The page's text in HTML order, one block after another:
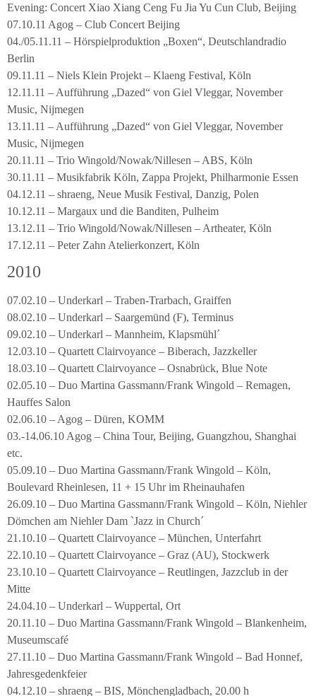
Evening: Concert Xiao Xiang Ceng Fu Jia Yu Cun Club, Beijing
07.10.11 Agog – Club Concert Beijing
04./05.11.11 – Hörspielproduktion „Boxen“, Deutschlandradio
Berlin
09.11.11 – Niels Klein Projekt – Klaeng Festival, Köln
12.11.11 – Aufführung „Dazed“ von Giel Vleggar, November
Music, Nijmegen
13.11.11 – Aufführung „Dazed“ von Giel Vleggar, November
Music, Nijmegen
20.11.11 – Trio Wingold/Nowak/Nillesen – ABS, Köln
30.11.11 – Musikfabrik Köln, Zappa Projekt, Philharmonie Essen
04.12.11 – shraeng, Neue Musik Festival, Danzig, Polen
10.12.11 – Margaux und die Banditen, Pulheim
13.12.11 – Trio Wingold/Nowak/Nillesen – Artheater, Köln
17.12.11 – Peter Zahn Atelierkonzert, Köln
2010
07.02.10 – Underkarl – Traben-Trarbach, Graiffen
08.02.10 – Underkarl – Saargemünd (F), Terminus
09.02.10 – Underkarl – Mannheim, Klapsmühl´
12.03.10 – Quartett Clairvoyance – Biberach, Jazzkeller
18.03.10 – Quartett Clairvoyance – Osnabrück, Blue Note
02.05.10 – Duo Martina Gassmann/Frank Wingold – Remagen,
Hauffes Salon
02.06.10 – Agog – Düren, KOMM
03.-14.06.10 Agog – China Tour, Beijing, Guangzhou, Shanghai
etc.
05.09.10 – Duo Martina Gassmann/Frank Wingold – Köln,
Boulevard Rheinlesen, 11 + 15 Uhr im Rheinauhafen
26.09.10 – Duo Martina Gassmann/Frank Wingold – Köln, Niehler
Dömchen am Niehler Dam `Jazz in Church´
21.10.10 – Quartett Clairvoyance – München, Unterfahrt
22.10.10 – Quartett Clairvoyance – Graz (AU), Stockwerk
23.10.10 – Quartett Clairvoyance – Reutlingen, Jazzclub in der
Mitte
24.04.10 – Underkarl – Wuppertal, Ort
20.11.10 – Duo Martina Gassmann/Frank Wingold – Blankenheim,
Museumscafé
27.11.10 – Duo Martina Gassmann/Frank Wingold – Bad Honnef,
Jahresgedenkfeier
04.12.10 – shraeng – BIS, Mönchengladbach, 20.00 h